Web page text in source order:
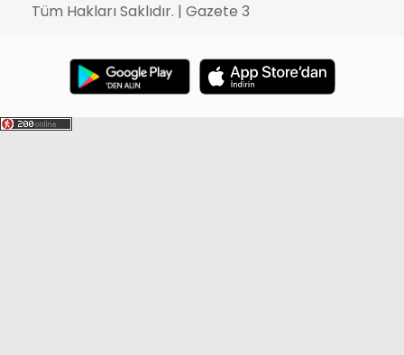
Tüm Hakları Saklıdır. | Gazete 3